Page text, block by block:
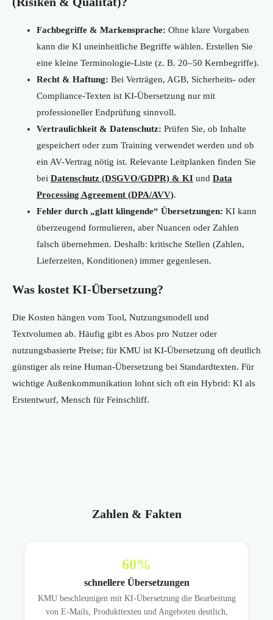
Fachbegriffe & Markensprache: Ohne klare Vorgaben
kann die KI uneinheitliche Begriffe wählen. Erstellen Sie
eine kleine Terminologie-Liste (z. B. 20–50 Kernbegriffe).
Recht & Haftung: Bei Verträgen, AGB, Sicherheits- oder
Compliance-Texten ist KI-Übersetzung nur mit
professioneller Endprüfung sinnvoll.
Vertraulichkeit & Datenschutz: Prüfen Sie, ob Inhalte
gespeichert oder zum Training verwendet werden und ob
ein AV-Vertrag nötig ist. Relevante Leitplanken finden Sie
bei Datenschutz (DSGVO/GDPR) & KI und Data
Processing Agreement (DPA/AVV).
Fehler durch „glatt klingende“ Übersetzungen: KI kann
überzeugend formulieren, aber Nuancen oder Zahlen
falsch übernehmen. Deshalb: kritische Stellen (Zahlen,
Lieferzeiten, Konditionen) immer gegenlesen.
Was kostet KI-Übersetzung?
Die Kosten hängen vom Tool, Nutzungsmodell und
Textvolumen ab. Häufig gibt es Abos pro Nutzer oder
nutzungsbasierte Preise; für KMU ist KI-Übersetzung oft deutlich
günstiger als reine Human-Übersetzung bei Standardtexten. Für
wichtige Außenkommunikation lohnt sich oft ein Hybrid: KI als
Erstentwurf, Mensch für Feinschliff.
Zahlen & Fakten
60%
schnellere Übersetzungen
KMU beschleunigen mit KI-Übersetzung die Bearbeitung
von E-Mails, Produkttexten und Angeboten deutlich,